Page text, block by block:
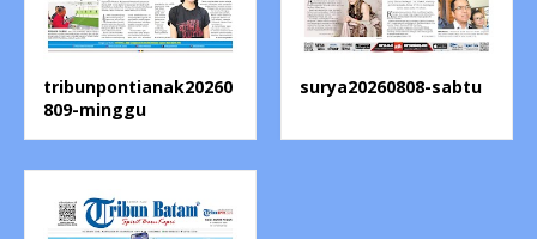
tribunpontianak20260
809-minggu
surya20260808-sabtu